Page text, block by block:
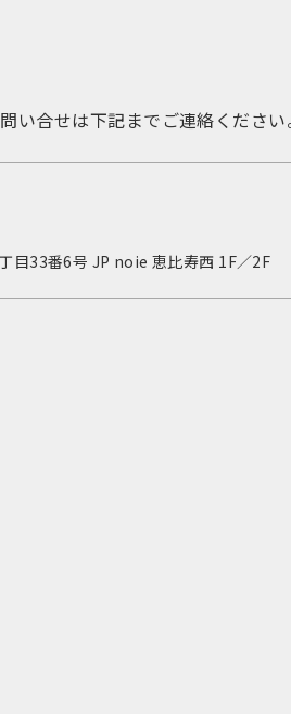
い合せは下記までご連絡ください
目33番6号 JP noie 恵比寿西 1F／2F